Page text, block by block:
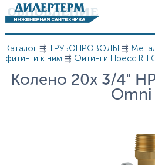
Перейти к основному содержанию
Вы здесь
Каталог⇶ ТРУБОПРОВОДЫ ⇶
фитинги к ним⇶ Фитинги Пресс
Колено 20х 3/4"
Omni